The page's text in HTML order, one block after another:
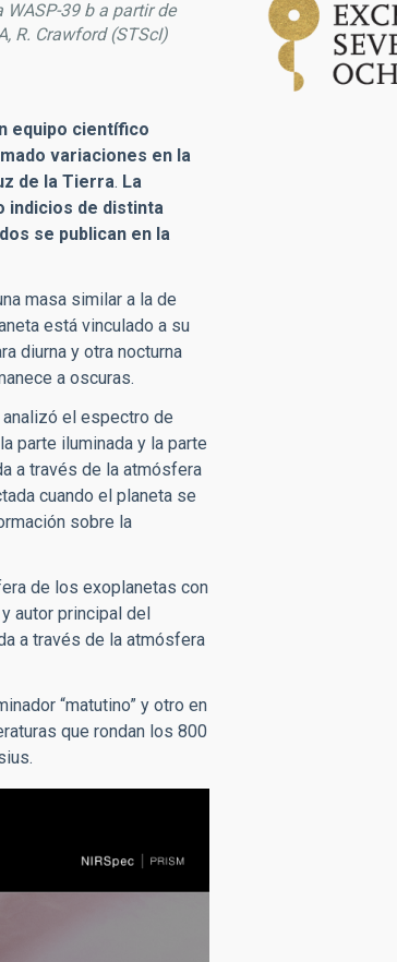
39 b a partir de
R. Crawford (STScI)
equipo científico
variaciones en la
de la Tierra. La
indicios de distinta
se publican en la
masa similar a la de
está vinculado a su
diurna y otra nocturna
a oscuras.
el espectro de
parte iluminada y la parte
a través de la atmósfera
cuando el planeta se
sobre la
de los exoplanetas con
autor principal del
a través de la atmósfera
“matutino” y otro en
que rondan los 800